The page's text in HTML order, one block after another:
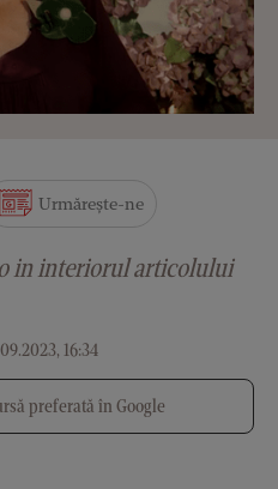
16:34
Urmărește-ne
in interiorul articolului
preferată în Google